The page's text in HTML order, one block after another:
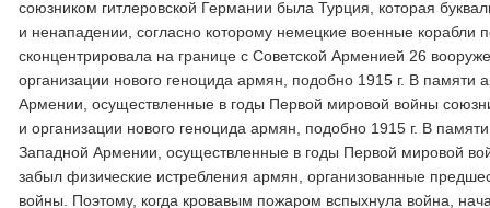
союзником гитлеровской Германии была Турция, которая
и ненападении, согласно которому немецкие военные
сконцентрировала на границе с Советской Арменией 26
организации нового геноцида армян, подобно 1915 г. В
Армении, осуществленные в годы Первой мировой войны
и организации нового геноцида армян, подобно 1915 г. В
Западной Армении, осуществленные в годы Первой мировой
забыл физические истребления армян, организованные
войны. Поэтому, когда кровавым пожаром вспыхнула война,